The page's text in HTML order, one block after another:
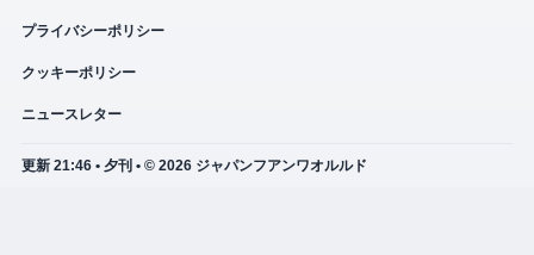
プライバシーポリシー
クッキーポリシー
ニュースレター
更新 21:46 • 夕刊 • © 2026 ジャパンフアンワオルルド